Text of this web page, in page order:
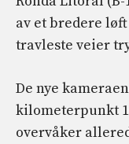
av et bredere
travleste veier
De nye
kilometerpunkt
overvåker